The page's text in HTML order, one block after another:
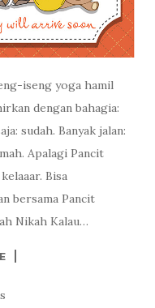
iseng yoga hamil
dengan bahagia:
sudah. Banyak jalan:
Apalagi Pancit
Bisa
bersama Pancit
Nikah Kalau…